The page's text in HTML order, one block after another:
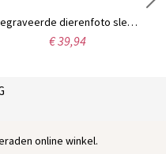
Gegraveerde dierenfoto sleutelhanger
€ 39,94
online winkel.